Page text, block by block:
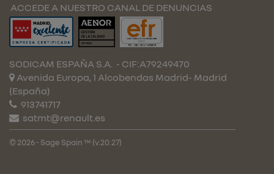
ACCEDE A NUESTRO CANAL DE DENUNCIAS
SODICAM ESPAÑA S.A. - CIF:A79249470
Avenida Europa, 1 Alcobendas Madrid- Madrid
(España)
913741717
satmt@renault.es
© 2026 - Sage Spain ™ (v.20.27)